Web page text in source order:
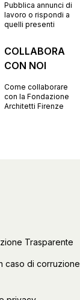
Pubblica annunci di
lavoro o rispondi a
quelli presenti
COLLABORA
CON NOI
Come collaborare
con la Fondazione
Architetti Firenze
Trasparente
caso di corruzione